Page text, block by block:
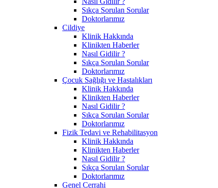
Sıkça Sorulan Sorular
Doktorlarımız
Cildiye
Klinik Hakkında
Klinikten Haberler
Nasıl Gidilir ?
Sıkça Sorulan Sorular
Doktorlarımız
Çocuk Sağlığı ve Hastalıkları
Klinik Hakkında
Klinikten Haberler
Nasıl Gidilir ?
Sıkça Sorulan Sorular
Doktorlarımız
Fizik Tedavi ve Rehabilitasyon
Klinik Hakkında
Klinikten Haberler
Nasıl Gidilir ?
Sıkça Sorulan Sorular
Doktorlarımız
Genel Cerrahi